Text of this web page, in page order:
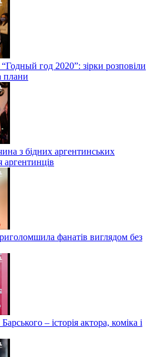
год 2020”: зірки розповіли
плани
з бідних аргентинських
аргентинців
фанатів виглядом без
– історія актора, коміка і